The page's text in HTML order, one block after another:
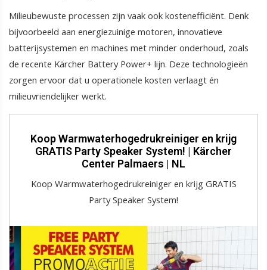
Milieubewuste processen zijn vaak ook kostenefficiënt. Denk
bijvoorbeeld aan energiezuinige motoren, innovatieve
batterijsystemen en machines met minder onderhoud, zoals
de recente Kärcher Battery Power+ lijn. Deze technologieën
zorgen ervoor dat u operationele kosten verlaagt én
milieuvriendelijker werkt.
Koop Warmwaterhogedrukreiniger en krijg
GRATIS Party Speaker System! | Kärcher
Center Palmaers | NL
Koop Warmwaterhogedrukreiniger en krijg GRATIS
Party Speaker System!